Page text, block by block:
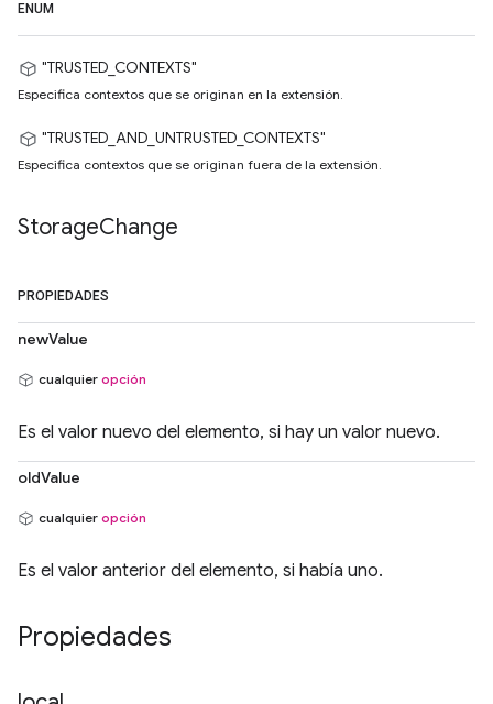
ENUM
"TRUSTED_CONTEXTS"
Especifica contextos que se originan en la extensión.
"TRUSTED_AND_UNTRUSTED_CONTEXTS"
Especifica contextos que se originan fuera de la extensión.
StorageChange
PROPIEDADES
newValue
cualquier opción
Es el valor nuevo del elemento, si hay un valor nuevo.
oldValue
cualquier opción
Es el valor anterior del elemento, si había uno.
Propiedades